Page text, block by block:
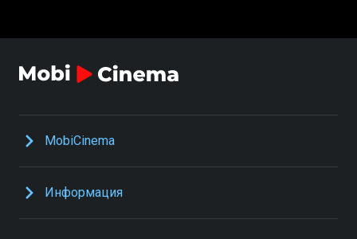
MobiCinema
Информация